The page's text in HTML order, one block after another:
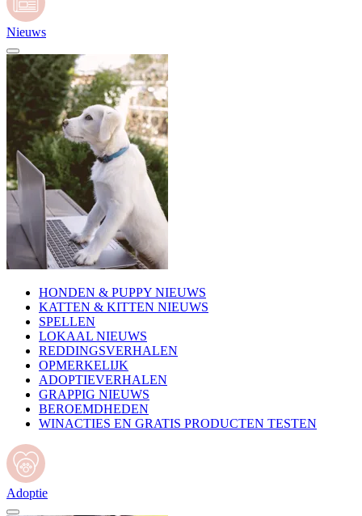
Nieuws
HONDEN & PUPPY NIEUWS
KATTEN & KITTEN NIEUWS
SPELLEN
LOKAAL NIEUWS
REDDINGSVERHALEN
OPMERKELIJK
ADOPTIEVERHALEN
GRAPPIG NIEUWS
BEROEMDHEDEN
WINACTIES EN GRATIS PRODUCTEN TESTEN
Adoptie